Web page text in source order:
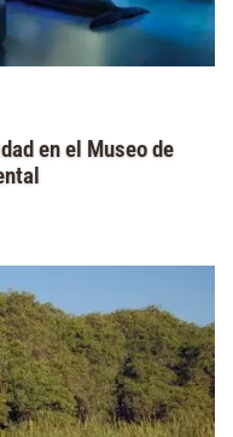
en el Museo de